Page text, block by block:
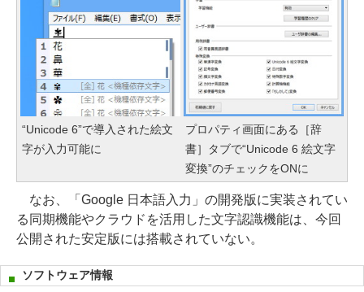
“Unicode 6”で導入された絵文
字が入力可能に
プロパティ画面にある［辞
書］タブで“Unicode 6 絵文字
変換”のチェックをONに
なお、「Google 日本語入力」の開発版に実装されてい
る同期機能やクラウドを活用した文字認識機能は、今回
公開された安定版には搭載されていない。
ソフトウェア情報